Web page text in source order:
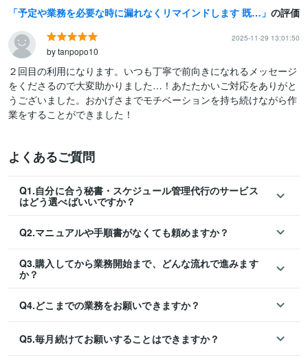
予定や業務を必要な時に漏れなくリマインドします 既存客さまからも喜ばれているスケジュール・タスク管理業務です の評価
2025-11-29 13:01:50
by tanpopo10
２回目の利用になります。いつも丁寧で前向きになれるメッセージ
をくださるので大変助かりました…！あたたかいご対応をありがと
うございました。おかげさまでモチベーションを持ち続けながら作
業をすることができました！
よくあるご質問
Q1.自分に合う秘書・スケジュール管理代行のサービス
はどう選べばいいですか？
Q2.マニュアルや手順書がなくても頼めますか？
Q3.購入してから業務開始まで、どんな流れで進みます
か？
Q4.どこまでの業務をお願いできますか？
Q5.毎月続けてお願いすることはできますか？